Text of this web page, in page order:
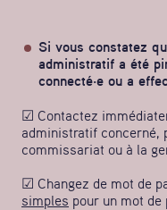
Si vous constatez
administratif a été
connecté·e ou a
☑ Contactez
administratif concerné,
commissariat ou à la
☑ Changez de mot de
simples pour un mot de